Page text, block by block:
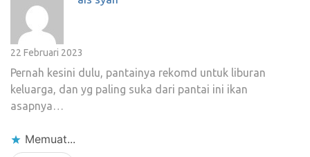
22 Februari 2023
Pernah kesini dulu, pantainya rekomd untuk liburan
keluarga, dan yg paling suka dari pantai ini ikan
asapnya…
Memuat...